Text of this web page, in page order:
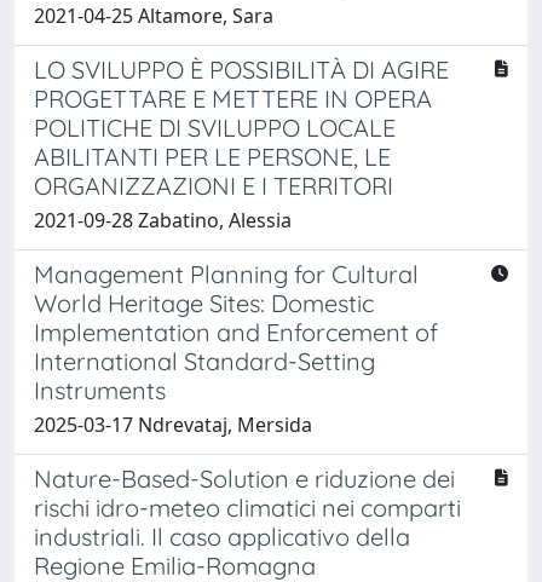
2021-04-25 Altamore, Sara
LO SVILUPPO È POSSIBILITÀ DI AGIRE
PROGETTARE E METTERE IN OPERA
POLITICHE DI SVILUPPO LOCALE
ABILITANTI PER LE PERSONE, LE
ORGANIZZAZIONI E I TERRITORI
2021-09-28 Zabatino, Alessia
Management Planning for Cultural
World Heritage Sites: Domestic
Implementation and Enforcement of
International Standard-Setting
Instruments
2025-03-17 Ndrevataj, Mersida
Nature-Based-Solution e riduzione dei
rischi idro-meteo climatici nei comparti
industriali. Il caso applicativo della
Regione Emilia-Romagna